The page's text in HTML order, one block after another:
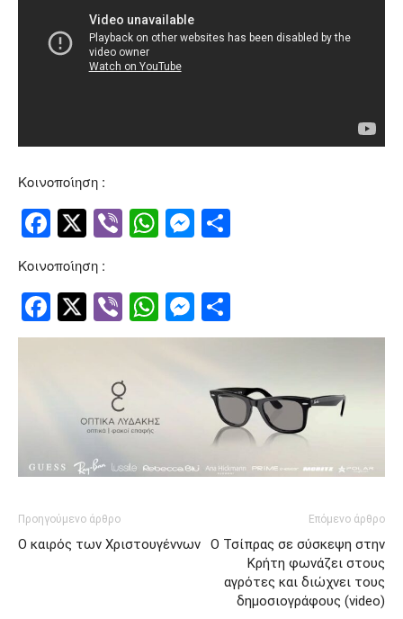
Κοινοποίηση :
Facebook
Twitter
ViberWhatsApp
Messenger
Κοινοποίηση :
Facebook
Twitter
ViberWhatsApp
Messenger
Προηγούμενο άρθρο
Ο καιρός των Χριστουγέννων
Επόμενο άρθρο
Ο Τσίπρας σε σύσκεψη στην
Κρήτη φωνάζει στους
αγρότες και διώχνει τους
δημοσιογράφους (video)